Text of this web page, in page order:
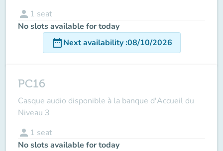
person 1 seat
No slots available for today
date_rangeNext availability:08/10/2026
PC16
Casque audio disponible à la banque d'Accueil du
Niveau 3
person 1 seat
No slots available for today